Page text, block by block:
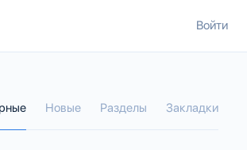
Войти
Новые Разделы Закладки